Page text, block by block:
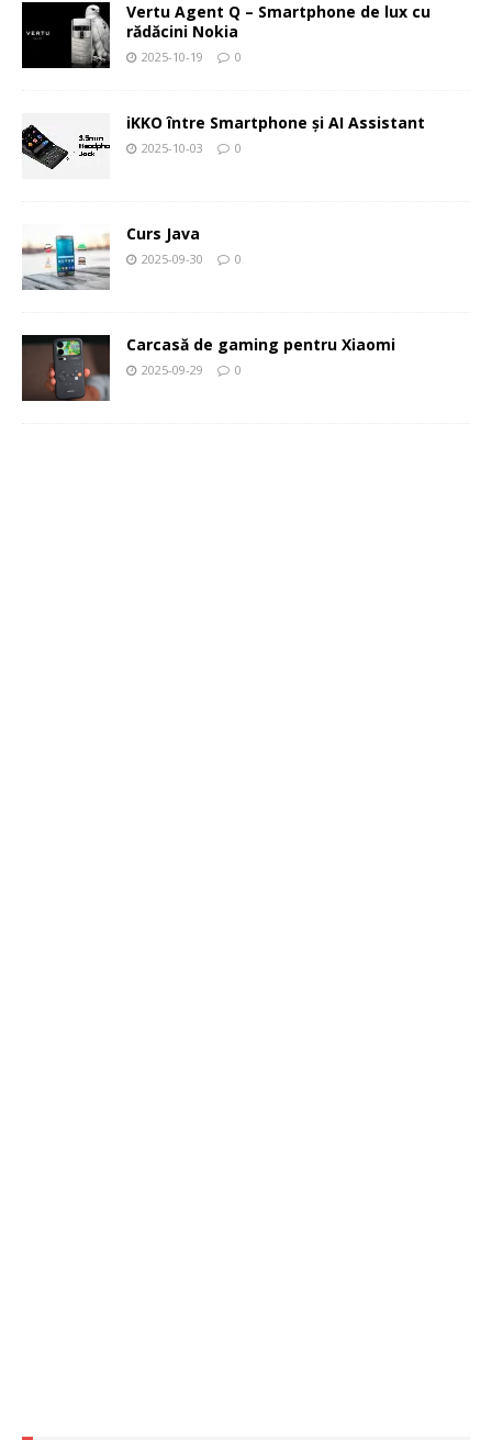
Vertu Agent Q – Smartphone de lux cu
rădăcini Nokia
2025-10-19 0
iKKO între Smartphone și AI Assistant
2025-10-03 0
Curs Java
2025-09-30 0
Carcasă de gaming pentru Xiaomi
2025-09-29 0